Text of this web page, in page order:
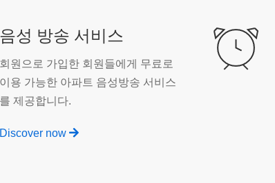
음성 방송 서비스
회원으로 가입한 회원들에게 무료로
이용 가능한 아파트 음성방송 서비스
를 제공합니다.
Discover now